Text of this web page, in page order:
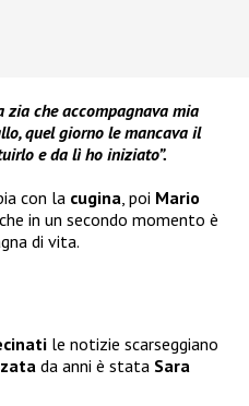
zia che accompagnava mia
quel giorno le mancava il
e da lì ho iniziato”.
con la cugina , poi Mario
, che in un secondo momento è
di vita.
le notizie scarseggiano
da anni è stata Sara